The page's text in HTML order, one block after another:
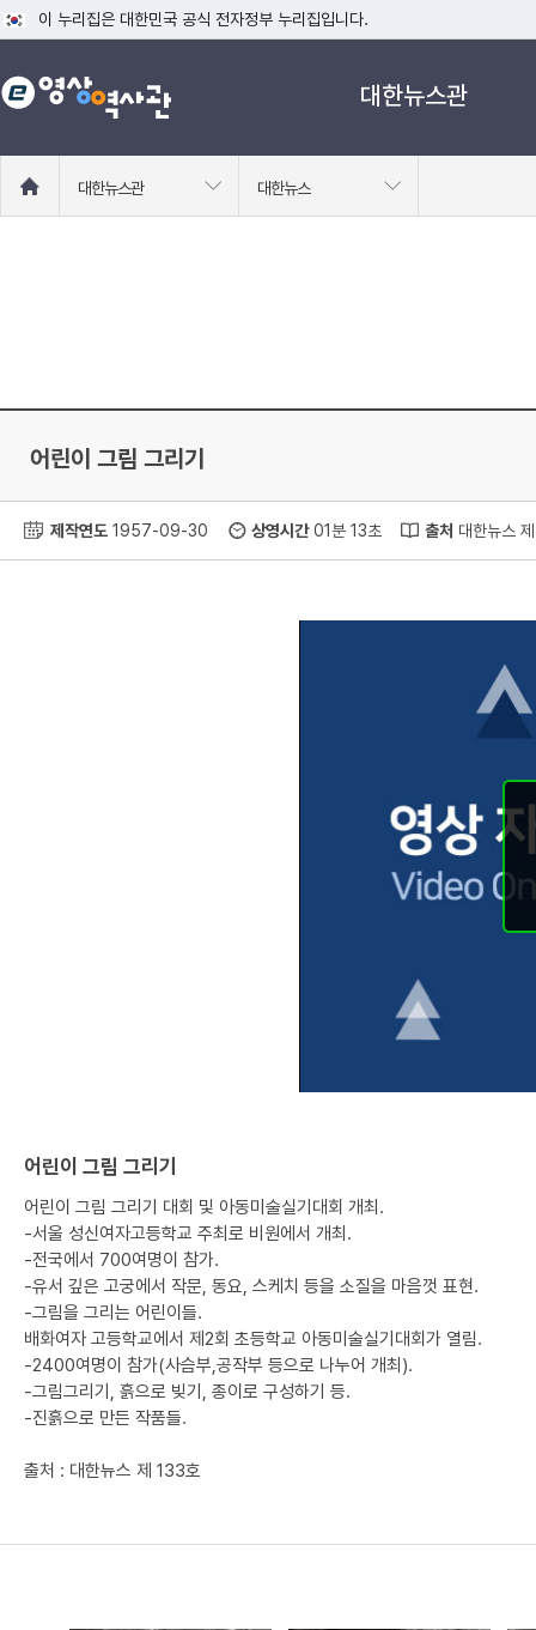
이 누리집은 대한민국 공식 전자정부 누리집입니다.
공식 누리집 주소 확인하기
go.kr 주소를 사용하는 누리집은 대한민국 정부기관이 관리하는 누리집입니
대한뉴스관
로
대한뉴스관 대한뉴스
어린이 그림 그리기
제작연도 1957-09-30 상영시간01분 13초 출처 대한뉴스
어린이 그림 그리기
어린이 그림 그리기 대회 및 아동미술실기대회 개최.
-서울 성신여자고등학교 주최로 비원에서 개최.
-전국에서 700여명이 참가.
-유서 깊은 고궁에서 작문, 동요, 스케치 등을 소질을 마음껏 표현.
-그림을 그리는 어린이들.
배화여자 고등학교에서 제2회 초등학교 아동미술실기대회가 열림.
-2400여명이 참가(사슴부,공작부 등으로 나누어 개최).
-그림그리기, 흙으로 빚기, 종이로 구성하기 등.
-진흙으로 만든 작품들.
출처 : 대한뉴스 제 133호